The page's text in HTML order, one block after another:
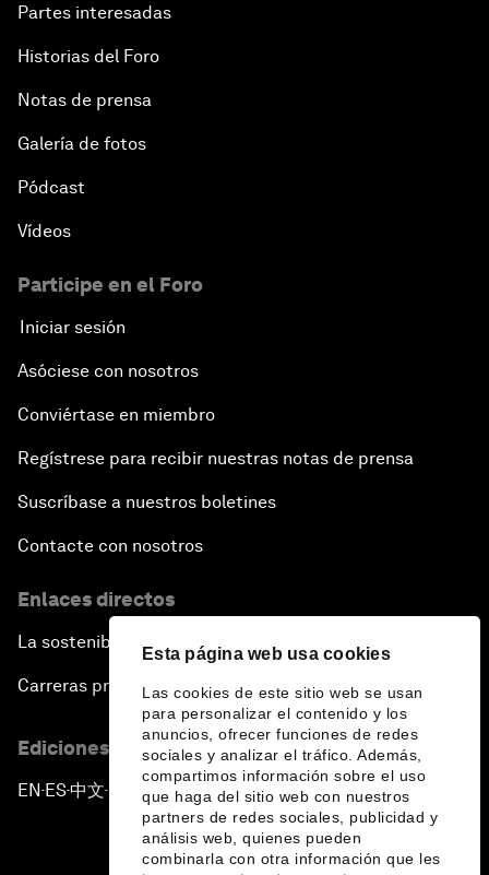
Esta página web usa cookies
Las cookies de este sitio web se usan
para personalizar el contenido y los
anuncios, ofrecer funciones de redes
sociales y analizar el tráfico. Además,
compartimos información sobre el uso
que haga del sitio web con nuestros
partners de redes sociales, publicidad y
análisis web, quienes pueden
combinarla con otra información que les
Partes interesadas
Historias del Foro
Notas de prensa
Galería de fotos
Pódcast
Vídeos
Participe en el Foro
Iniciar sesión
Asóciese con nosotros
Conviértase en miembro
Regístrese para recibir nuestras notas de prensa
Suscríbase a nuestros boletines
Contacte con nosotros
Enlaces directos
La sostenibilidad en el Foro
Carreras profesionales
Ediciones en otros idiomas
EN ▪ES▪中文▪ 日本語